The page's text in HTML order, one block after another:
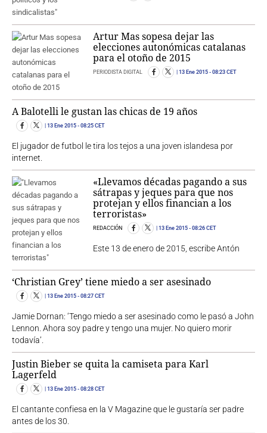
Artur Mas sopesa dejar las
elecciones autonómicas catalanas
para el otoño de 2015
PERIODISTA DIGITAL 13 Ene 2015 - 08:23 CET
A Balotelli le gustan las chicas de 19 años
13 Ene 2015 - 08:25 CET
El jugador de futbol le tira los tejos a una joven islandesa por
internet.
«Llevamos décadas pagando a sus
sátrapas y jeques para que nos
protejan y ellos financian a los
terroristas»
REDACCIÓN 13 Ene 2015 - 08:26 CET
Este 13 de enero de 2015, escribe Antón
‘Christian Grey’ tiene miedo a ser asesinado
13 Ene 2015 - 08:27 CET
Jamie Dornan: ‘Tengo miedo a ser asesinado como le pasó a John
Lennon. Ahora soy padre y tengo una mujer. No quiero morir
todavía’.
Justin Bieber se quita la camiseta para Karl
Lagerfeld
13 Ene 2015 - 08:28 CET
El cantante confiesa en la V Magazine que le gustaría ser padre
antes de los 30.